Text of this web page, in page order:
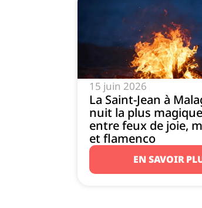
15 juin 2026
La Saint-Jean à
nuit la plus magique
entre feux de joie,
et flamenco
EN SAVOIR